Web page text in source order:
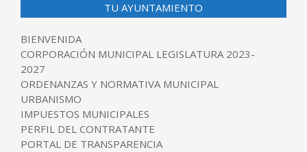
TU AYUNTAMIENTO
BIENVENIDA
CORPORACIÓN MUNICIPAL LEGISLATURA 2023-
2027
ORDENANZAS Y NORMATIVA MUNICIPAL
URBANISMO
IMPUESTOS MUNICIPALES
PERFIL DEL CONTRATANTE
PORTAL DE TRANSPARENCIA